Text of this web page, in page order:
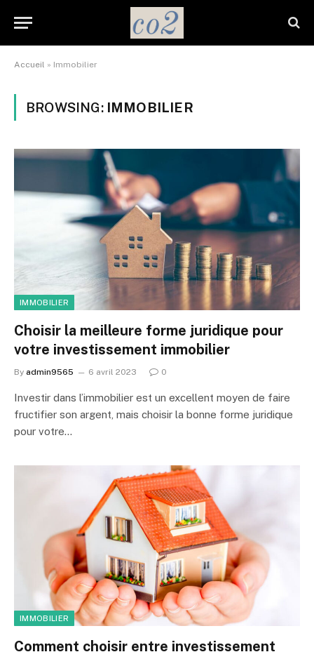
Accueil » Immobilier
BROWSING: IMMOBILIER
IMMOBILIER
Choisir la meilleure forme juridique pour
votre investissement immobilier
By admin9565 6 avril 2023 0
Investir dans l’immobilier est un excellent moyen de faire
fructifier son argent, mais choisir la bonne forme juridique
pour votre…
IMMOBILIER
Comment choisir entre investissement